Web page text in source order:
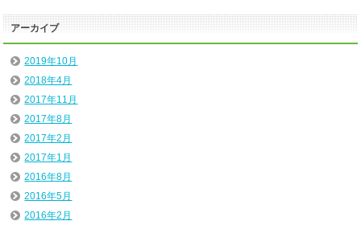
アーカイブ
2019年10月
2018年4月
2017年11月
2017年8月
2017年2月
2017年1月
2016年8月
2016年5月
2016年2月